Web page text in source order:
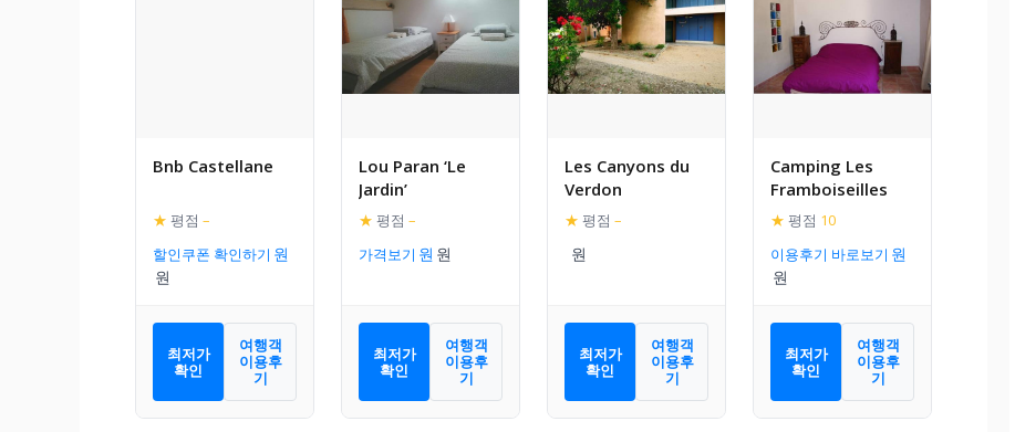
Bnb Castellane
★ 평점 –
할인쿠폰 확인하기
최저가
확인
여행객
이용후
기
Lou Paran ‘Le
Jardin’
★ 평점 –
가격보기
최저가
확인
여행객
이용후
기
Les Canyons du
Verdon
★ 평점 –
최저가
확인
여행객
이용후
기
Camping Les
Framboiseilles
★ 평점 10
이용후기 바로보기
최저가
확인
여행객
이용후
기